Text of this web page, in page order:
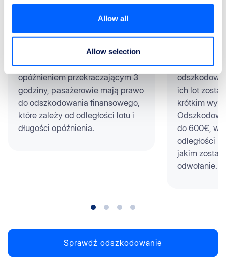
Allow all
Allow selection
Opóźnione loty
Jeśli lot dociera do celu z
opóźnieniem przekraczającym 3
godziny, pasażerowie mają prawo
do odszkodowania finansowego,
które zależy od odległości lotu i
długości opóźnienia.
ich lot
krótkim
do 600€, w
odległości
jakim
odwołanie.
Sprawdź odszkodowanie